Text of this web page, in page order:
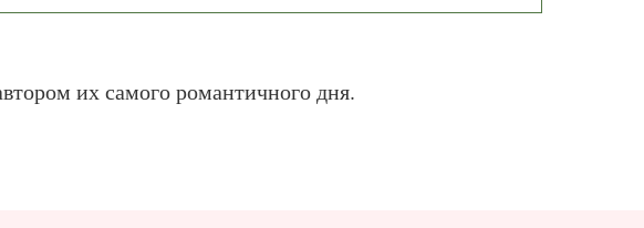
их самого романтичного дня.